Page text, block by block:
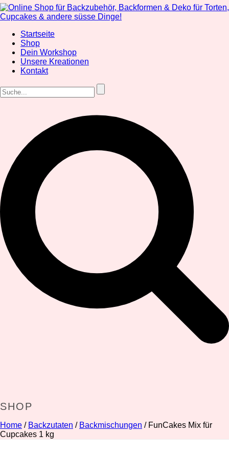
Startseite
Shop
Dein Workshop
Unsere Kreationen
Kontakt
SHOP
Home / Backzutaten / Backmischungen / FunCakes Mix für
Cupcakes 1 kg